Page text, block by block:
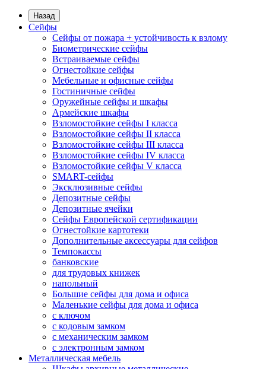
Назад
Сейфы
Сейфы от пожара + устойчивость к взлому
Биометрические сейфы
Встраиваемые сейфы
Огнестойкие сейфы
Мебельные и офисные сейфы
Гостиничные сейфы
Оружейные сейфы и шкафы
Армейские шкафы
Взломостойкие сейфы I класса
Взломостойкие сейфы II класса
Взломостойкие сейфы III класса
Взломостойкие сейфы IV класса
Взломостойкие сейфы V класса
SMART-сейфы
Эксклюзивные сейфы
Депозитные сейфы
Депозитные ячейки
Сейфы Европейской сертификации
Огнестойкие картотеки
Дополнительные аксессуары для сейфов
Темпокассы
банковские
для трудовых книжек
напольный
Большие сейфы для дома и офиса
Маленькие сейфы для дома и офиса
с ключом
с кодовым замком
с механическим замком
с электронным замком
Металлическая мебель